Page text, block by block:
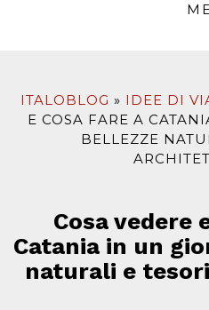
ITALOBLOG IDEE DI
E COSA FARE A
BELLEZZE
Cosa vedere
Catania in un
naturali e